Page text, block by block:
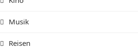
Musik
Reisen